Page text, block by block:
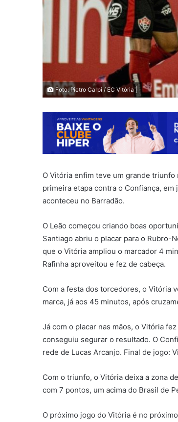
Foto: Pietro Carpi / EC Vitória |
O Vitória enfim teve um grande
primeira etapa contra o Confiança,
aconteceu no Barradão.
O Leão começou criando boas
Santiago abriu o placar para o Rubro-
que o Vitória ampliou o marcador 4
Rafinha aproveitou e fez de cabeça.
Com a festa dos torcedores, o Vitória
marca, já aos 45 minutos, após
Já com o placar nas mãos, o Vitória
conseguiu segurar o resultado. O
rede de Lucas Arcanjo. Final de jogo:
Com o triunfo, o Vitória deixa a zona
com 7 pontos, um acima do Brasil de
O próximo jogo do Vitória é no